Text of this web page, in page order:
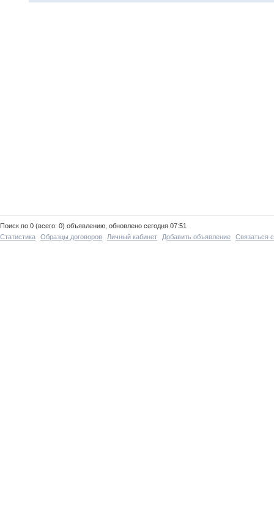
Поиск по 0 (всего: 0) объявлению, обновлено сегодня 07:51
Статистика
Образцы договоров Личный кабинет Добавить объявление Связаться